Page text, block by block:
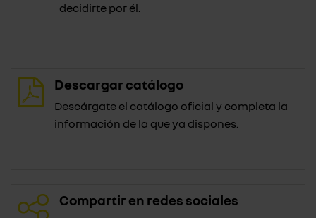
decidirte por él.
Descargar catálogo
Descárgate el catálogo oficial y completa la
información de la que ya dispones.
Compartir en redes sociales